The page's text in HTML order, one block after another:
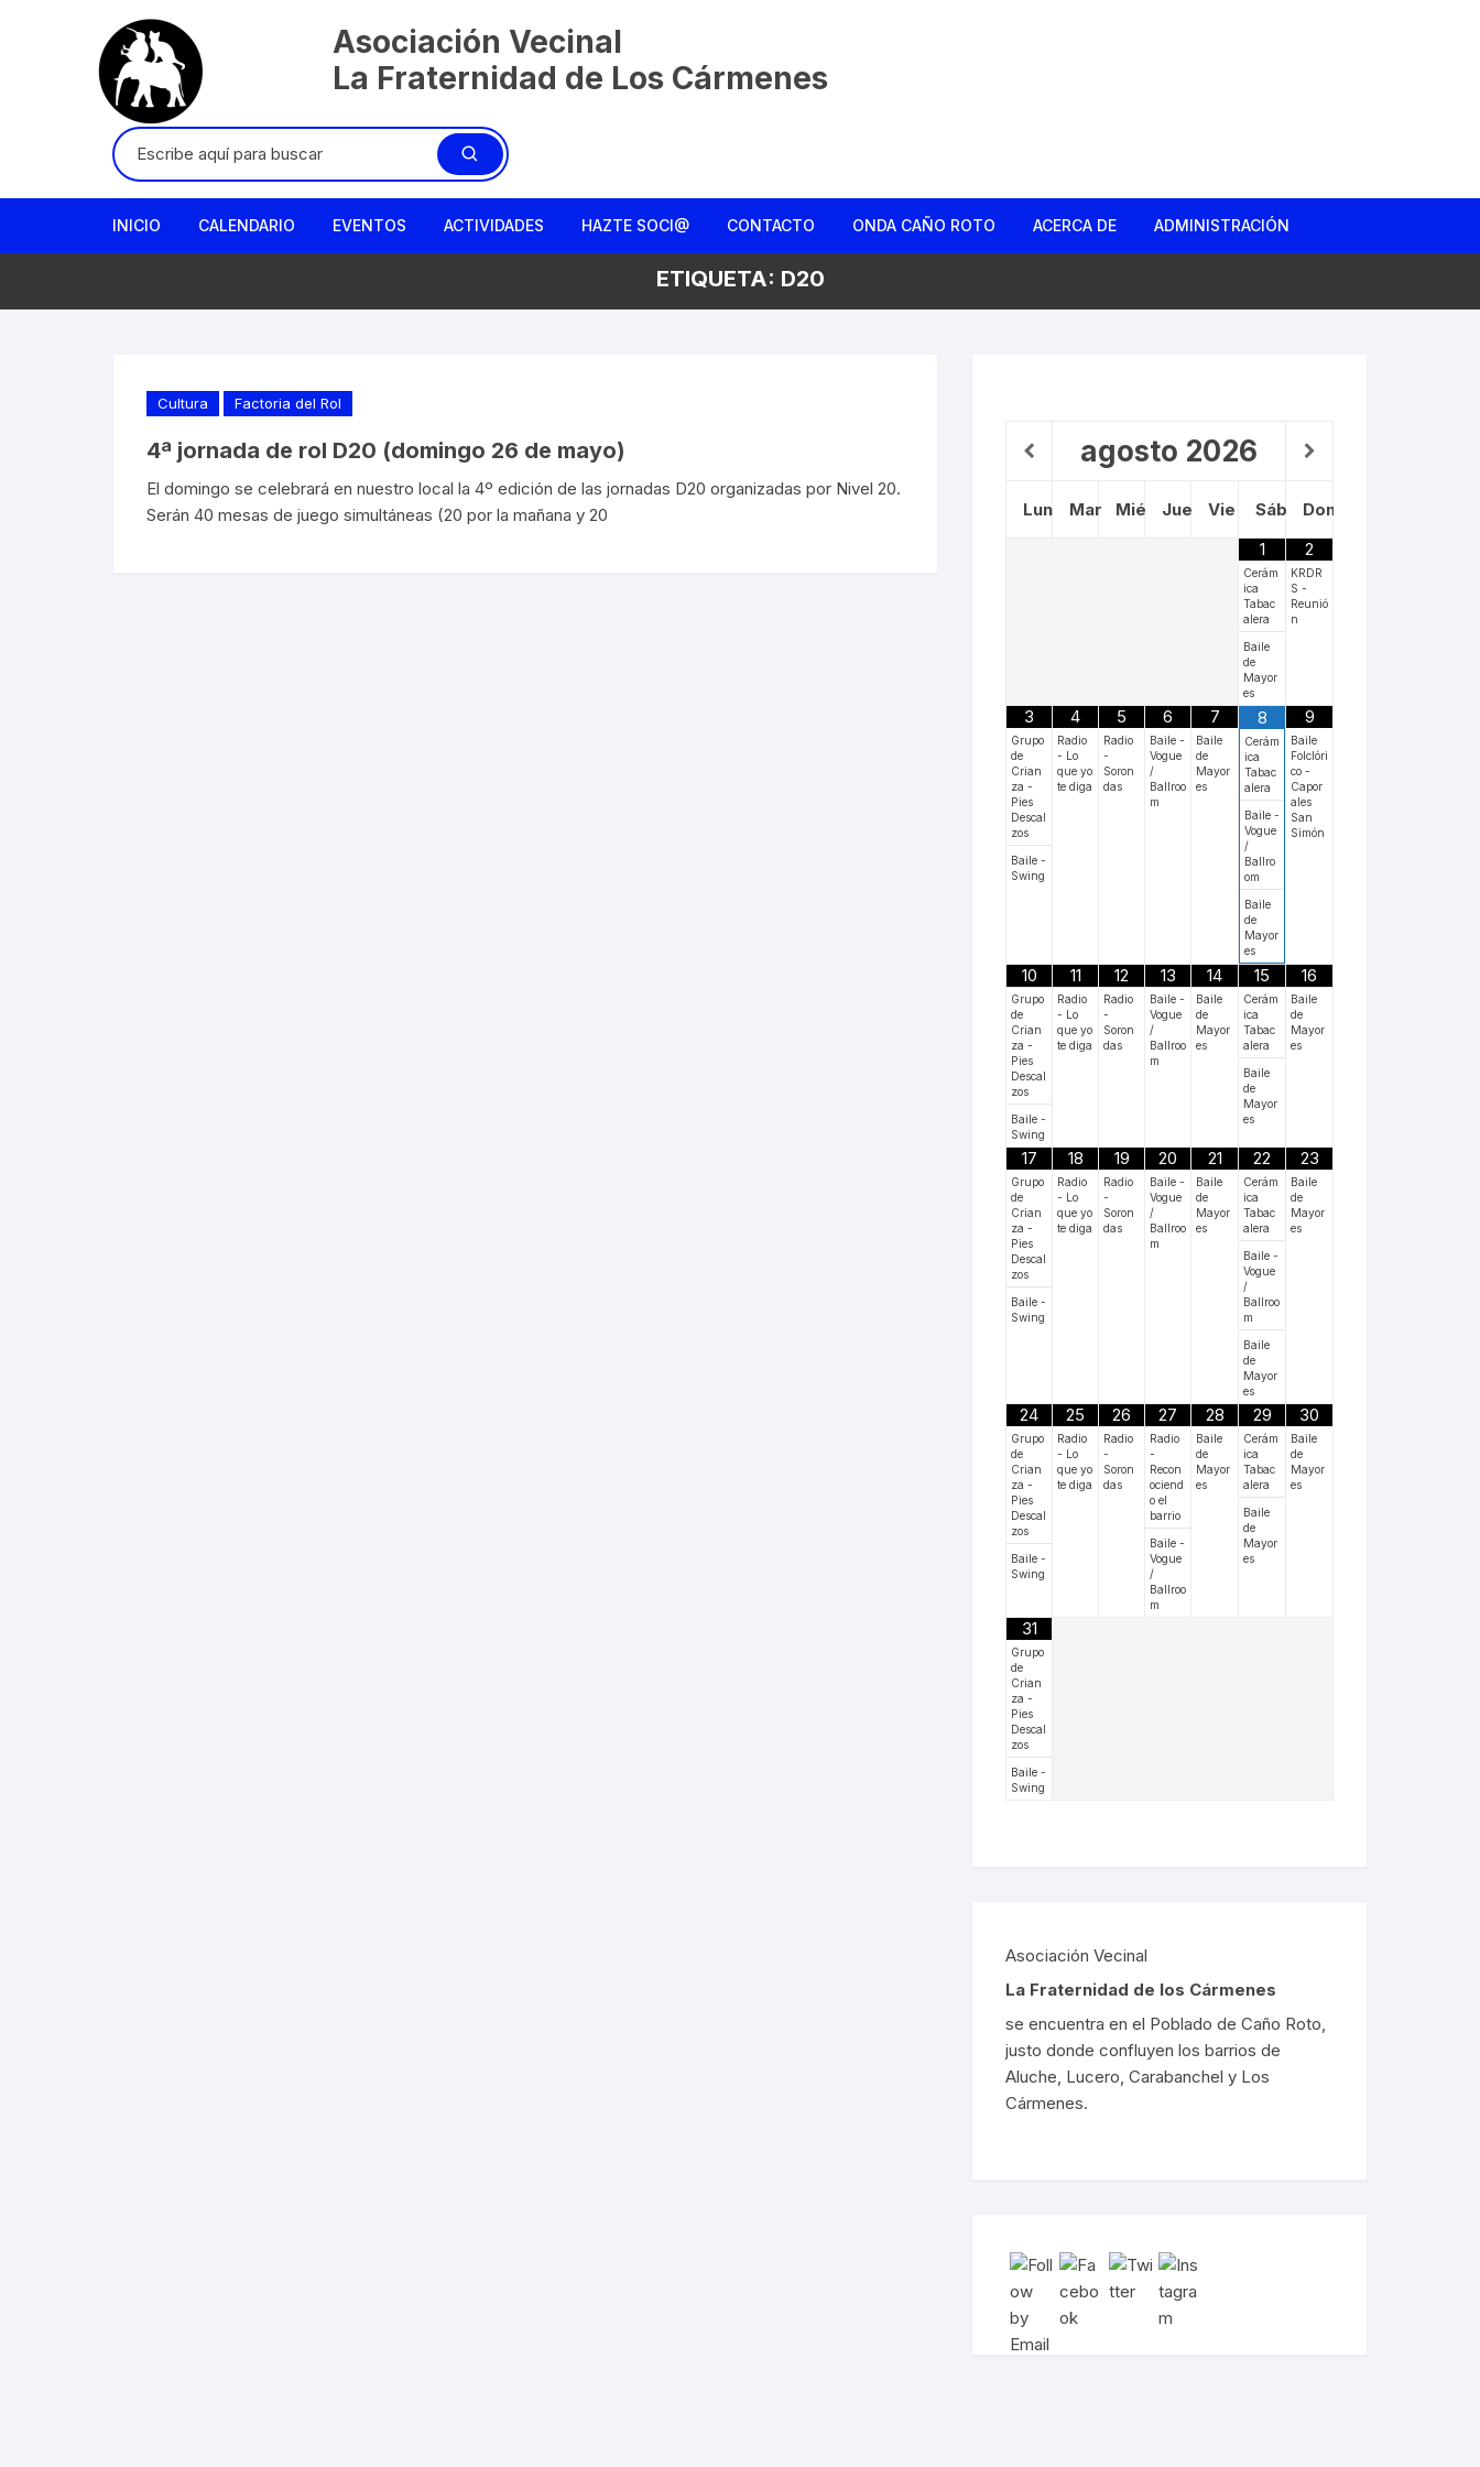
Asociación Vecinal
La Fraternidad de Los Cármenes
Buscar:
INICIO CALENDARIO EVENTOS ACTIVIDADES HAZTE SOCI@ CONTACTO ONDA CAÑO ROTO
Reconociendo el Barrio
ACERCA DE ADMINISTRACIÓN
ETIQUETA: D20
Cultura Factoria del Rol
4ª jornada de rol D20 (domingo 26 de mayo)
El domingo se celebrará en nuestro local la 4º edición de las jornadas D20 organizadas por Nivel 20.
Serán 40 mesas de juego simultáneas (20 por la mañana y 20
agosto 2026
Lun Mar Mié Jue Vie Sáb
Dom
1
Cerám
ica
Tabac
alera
Baile
de
Mayor
es
2
KRDR
S -
Reunió
n
3
Grupo
de
Crian
za -
Pies
Descal
zos
Baile -
Swing
4
Radio
- Lo
que yo
te diga
5
Radio
-
Soron
das
6
Baile -
Vogue
/
Ballroo
m
7
Baile
de
Mayor
es
8
Cerám
ica
Tabac
alera
Baile -
Vogue
/
Ballro
om
Baile
de
Mayor
es
9
Baile
Folclóri
co -
Capor
ales
San
Simón
10
Grupo
de
Crian
za -
Pies
Descal
zos
Baile -
Swing
11
Radio
- Lo
que yo
te diga
12
Radio
-
Soron
das
13
Baile -
Vogue
/
Ballroo
m
14
Baile
de
Mayor
es
15
Cerám
ica
Tabac
alera
Baile
de
Mayor
es
16
Baile
de
Mayor
es
17
Grupo
de
Crian
za -
Pies
Descal
zos
Baile -
Swing
18
Radio
- Lo
que yo
te diga
19
Radio
-
Soron
das
20
Baile -
Vogue
/
Ballroo
m
21
Baile
de
Mayor
es
22
Cerám
ica
Tabac
alera
Baile -
Vogue
/
Ballroo
m
Baile
de
Mayor
es
23
Baile
de
Mayor
es
24
Grupo
de
Crian
za -
Pies
Descal
zos
Baile -
Swing
25
Radio
- Lo
que yo
te diga
26
Radio
-
Soron
das
27
Radio
-
Recon
ociend
o el
barrio
Baile -
Vogue
/
Ballroo
m
28
Baile
de
Mayor
es
29
Cerám
ica
Tabac
alera
Baile
de
Mayor
es
30
Baile
de
Mayor
es
31
Grupo
de
Crian
za -
Pies
Descal
zos
Baile -
Swing
Asociación Vecinal
La Fraternidad de los Cármenes
se encuentra en el Poblado de Caño Roto,
justo donde confluyen los barrios de
Aluche, Lucero, Carabanchel y Los
Cármenes.